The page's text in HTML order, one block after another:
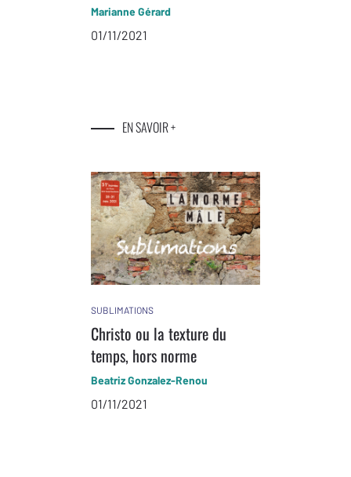
Marianne Gérard
01/11/2021
EN SAVOIR +
SUBLIMATIONS
Christo ou la texture du
temps, hors norme
Beatriz Gonzalez-Renou
01/11/2021